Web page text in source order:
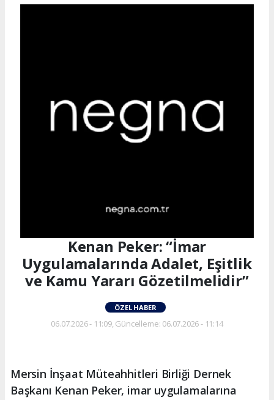
Kenan Peker: “İmar
Uygulamalarında Adalet, Eşitlik
ve Kamu Yararı Gözetilmelidir”
ÖZEL HABER
06.07.2026 - 11:09, Güncelleme: 06.07.2026 - 11:14
Mersin İnşaat Müteahhitleri Birliği Dernek
Başkanı Kenan Peker, imar uygulamalarına